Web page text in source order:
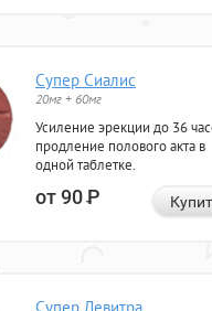
Супер Сиалис
20мг + 60мг
Усиление эрекции до 36
продление полового акта в
одной таблетке.
от 90Р